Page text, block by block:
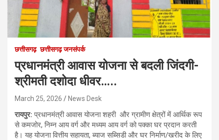
छत्तीसगढ़ छत्तीसगढ़ जनसंपर्क
प्रधानमंत्री आवास योजना से बदली जिंदगी-
श्रीमती दशोदा धीवर…..
March 25, 2026 News Desk
रायपुर:प्रधानमंत्री आवास योजना शहरी और ग्रामीण क्षेत्रों में आर्थिक रूप
से कमजोर, निम्न आय वर्ग और मध्यम आय वर्ग को पक्का घर प्रदान करती
है। यह योजना वित्तीय सहायता, ब्याज सब्सिडी और घर निर्माण/खरीद के लिए